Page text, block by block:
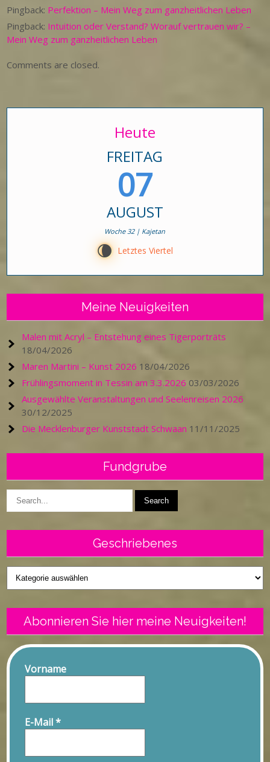
Pingback: Perfektion – Mein Weg zum ganzheitlichen Leben
Pingback: Intuition oder Verstand? Worauf vertrauen wir? –
Mein Weg zum ganzheitlichen Leben
Comments are closed.
Heute
FREITAG
07
AUGUST
Woche 32 | Kajetan
V Letztes Viertel
Meine Neuigkeiten
Malen mit Acryl – Entstehung eines Tigerporträts
18/04/2026
Maren Martini – Kunst 2026 18/04/2026
Frühlingsmoment in Tessin am 3.3.2026 03/03/2026
Ausgewählte Veranstaltungen und Seelenreisen 2026
30/12/2025
Die Mecklenburger Kunststadt Schwaan 11/11/2025
Fundgrube
Geschriebenes
Geschriebenes
Abonnieren Sie hier meine Neuigkeiten!
Vorname
E-Mail*